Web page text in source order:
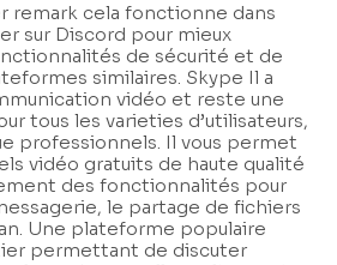
remark cela fonctionne dans
sur Discord pour mieux
de sécurité et de
similaires. Skype Il a
vidéo et reste une
tous les varieties d’utilisateurs,
professionnels. Il vous permet
vidéo gratuits de haute qualité
des fonctionnalités pour
le partage de fichiers
Une plateforme populaire
permettant de discuter